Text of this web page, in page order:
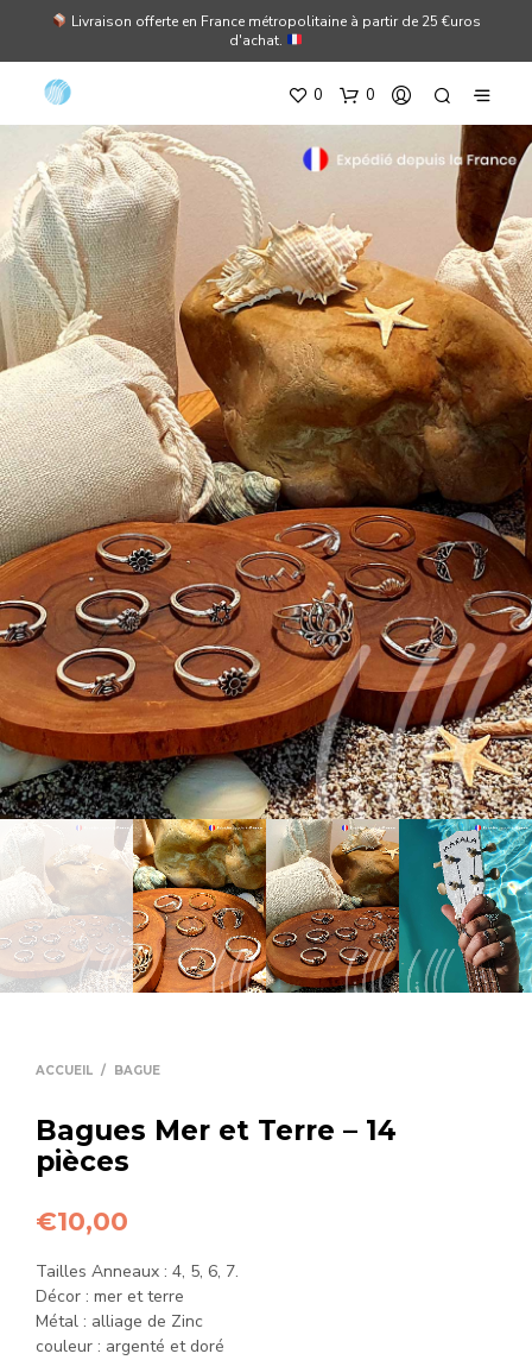
Livraison offerte en France métropolitaine à partir de 25 €uros
d'achat.
0 0
ACCUEIL / BAGUE
Bagues Mer et Terre – 14
pièces
€10,00
Tailles Anneaux : 4, 5, 6, 7.
Décor : mer et terre
Métal : alliage de Zinc
couleur : argenté et doré